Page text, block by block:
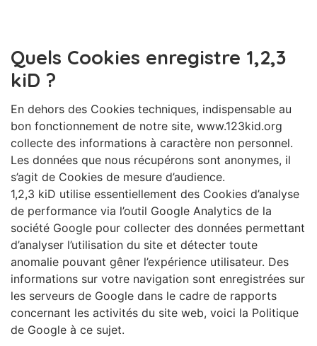
Quels Cookies enregistre 1,2,3
kiD ?
En dehors des Cookies techniques, indispensable au
bon fonctionnement de notre site, www.123kid.org
collecte des informations à caractère non personnel.
Les données que nous récupérons sont anonymes, il
s’agit de Cookies de mesure d’audience.
1,2,3 kiD utilise essentiellement des Cookies d’analyse
de performance via l’outil Google Analytics de la
société Google pour collecter des données permettant
d’analyser l’utilisation du site et détecter toute
anomalie pouvant gêner l’expérience utilisateur. Des
informations sur votre navigation sont enregistrées sur
les serveurs de Google dans le cadre de rapports
concernant les activités du site web, voici la Politique
de Google à ce sujet.